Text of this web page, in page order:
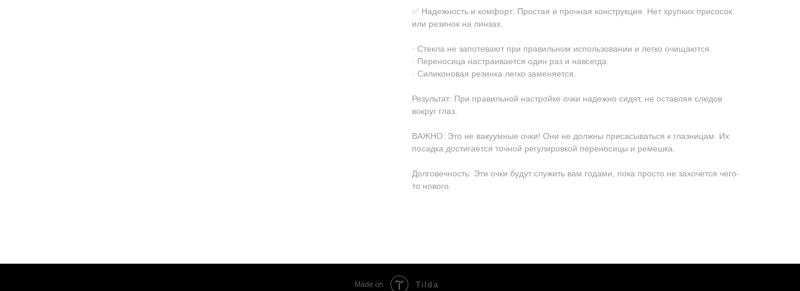
✅ Надежность и комфорт: Простая и прочная конструкция. Нет хрупких присосок
или резинок на линзах.
· Стекла не запотевают при правильном использовании и легко очищаются.
· Переносица настраивается один раз и навсегда.
· Силиконовая резинка легко заменяется.
Результат: При правильной настройке очки надежно сидят, не оставляя следов
вокруг глаз.
ВАЖНО: Это не вакуумные очки! Они не должны присасываться к глазницам. Их
посадка достигается точной регулировкой переносицы и ремешка.
Долговечность: Эти очки будут служить вам годами, пока просто не захочется чего-
то нового.
Made on Tilda